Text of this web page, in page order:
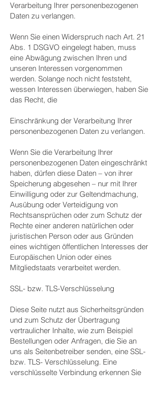
Verarbeitung Ihrer personenbezogenen
Daten zu verlangen.
Wenn Sie einen Widerspruch nach Art. 21
Abs. 1 DSGVO eingelegt haben, muss
eine Abwägung zwischen Ihren und
unseren Interessen vorgenommen
werden. Solange noch nicht feststeht,
wessen Interessen überwiegen, haben Sie
das Recht, die
Einschränkung der Verarbeitung Ihrer
personenbezogenen Daten zu verlangen.
Wenn Sie die Verarbeitung Ihrer
personenbezogenen Daten eingeschränkt
haben, dürfen diese Daten – von ihrer
Speicherung abgesehen – nur mit Ihrer
Einwilligung oder zur Geltendmachung,
Ausübung oder Verteidigung von
Rechtsansprüchen oder zum Schutz der
Rechte einer anderen natürlichen oder
juristischen Person oder aus Gründen
eines wichtigen öffentlichen Interesses der
Europäischen Union oder eines
Mitgliedstaats verarbeitet werden.
SSL- bzw. TLS-Verschlüsselung
Diese Seite nutzt aus Sicherheitsgründen
und zum Schutz der Übertragung
vertraulicher Inhalte, wie zum Beispiel
Bestellungen oder Anfragen, die Sie an
uns als Seitenbetreiber senden, eine SSL-
bzw. TLS- Verschlüsselung. Eine
verschlüsselte Verbindung erkennen Sie